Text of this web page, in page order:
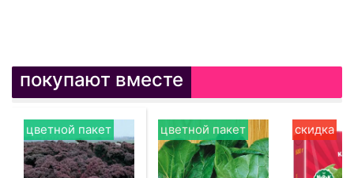
покупают вместе
цветной пакет цветной пакет скидка